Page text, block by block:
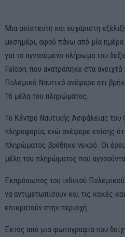
Μια απίστευτη και ευχάριστη
μεσημέρι, αφού πάνω από μία
για το αγνοούμενο πλήρωμα του
Falcon, που ανατράπηκε στα ανοιχτά
Πολεμικό Ναυτικό ανέφερε ότι
16 μέλη του πληρώματος.
Το Κέντρο Ναυτικής Ασφάλειας του
πληροφορία, ενώ ανέφερε επίσης
πληρώματος βρέθηκε νεκρό. Οι
μέλη του πληρώματος που
Εκπρόσωπος του ινδικού
να αντιμετωπίσουν και τις κακές
επικρατούν στην περιοχή.
Εκτός από μια φωτογραφία που